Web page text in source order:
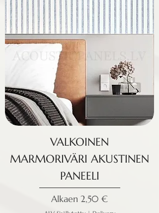
VALKOINEN
MARMORIVÄRI AKUSTINEN
PANEELI
Alkaen 2,50 €
Alehinta